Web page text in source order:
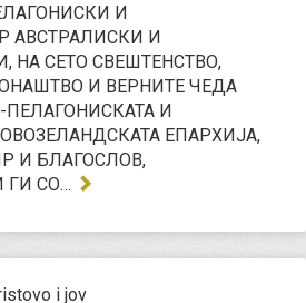
И
АВСТРАЛИСКИ И
НА СЕТО СВЕШТЕНСТВО,
И ВЕРНИТЕ ЧЕДА
И
ЕПАРХИЈА,
И БЛАГОСЛОВ,
ГИ СО…